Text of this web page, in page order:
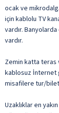
ocak ve
için kablolu TV
vardır.
vardır.
Zemin katta teras
kablosuz İnternet
misafilere tur/bilet
Uzaklıklar en